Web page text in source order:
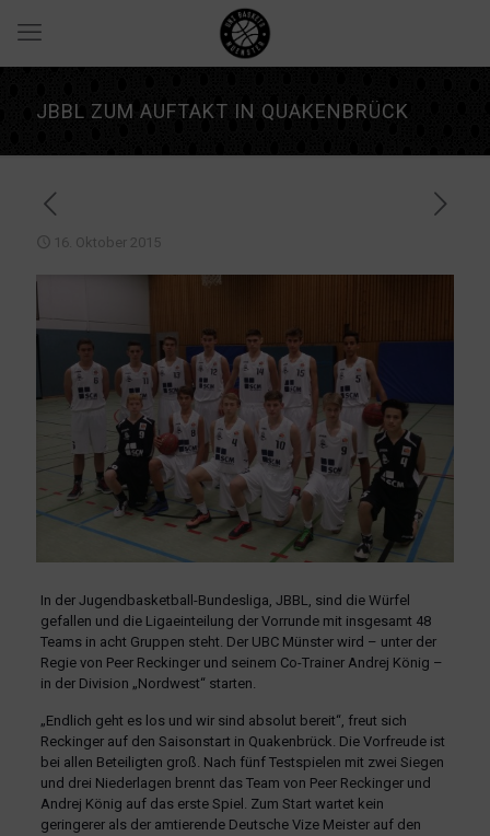
JBBL ZUM AUFTAKT IN QUAKENBRÜCK
16. Oktober 2015
In der Jugendbasketball-Bundesliga, JBBL, sind die Würfel
gefallen und die Ligaeinteilung der Vorrunde mit insgesamt 48
Teams in acht Gruppen steht. Der UBC Münster wird – unter der
Regie von Peer Reckinger und seinem Co-Trainer Andrej König –
in der Division „Nordwest“ starten.
„Endlich geht es los und wir sind absolut bereit“, freut sich
Reckinger auf den Saisonstart in Quakenbrück. Die Vorfreude ist
bei allen Beteiligten groß. Nach fünf Testspielen mit zwei Siegen
und drei Niederlagen brennt das Team von Peer Reckinger und
Andrej König auf das erste Spiel. Zum Start wartet kein
geringerer als der amtierende Deutsche Vize Meister auf den